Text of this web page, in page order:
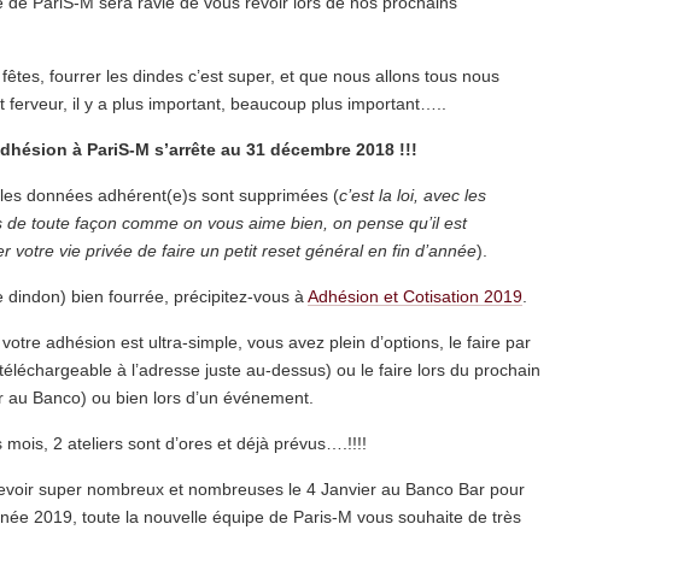
fourrer les dindes c’est super, et que nous allons tous nous
ferveur, il y a plus important, beaucoup plus important…..
à PariS-M s’arrête au 31 décembre 2018 !!!
données adhérent(e)s sont supprimées (c’est la loi, avec les
toute façon comme on vous aime bien, on pense qu’il est
votre vie privée de faire un petit reset général en fin d’année).
dindon) bien fourrée, précipitez-vous à Adhésion et Cotisation 2019
adhésion est ultra-simple, vous avez plein d’options, le faire par
à l’adresse juste au-dessus) ou le faire lors du prochain
au Banco) ou bien lors d’un événement.
mois, 2 ateliers sont d’ores et déjà prévus….!!!!
super nombreux et nombreuses le 4 Janvier au Banco Bar pour
2019, toute la nouvelle équipe de Paris-M vous souhaite de très